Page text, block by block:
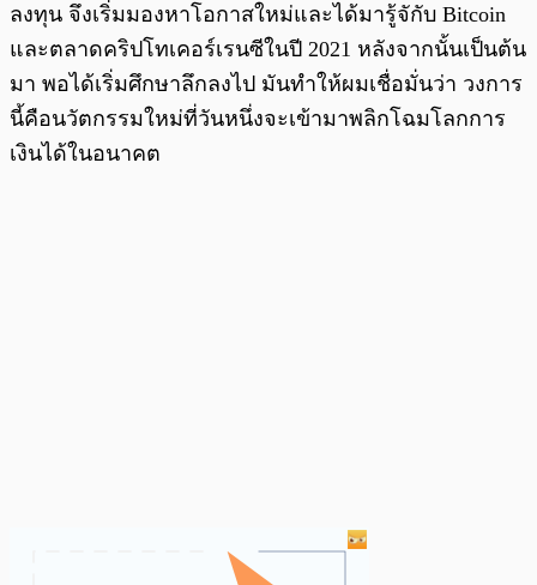
ลงทุน จึงเริ่มมองหาโอกาสใหม่และได้มารู้จักับ Bitcoin
และตลาดคริปโทเคอร์เรนซีในปี 2021 หลังจากนั้นเป็นต้น
มา พอได้เริ่มศึกษาลึกลงไป มันทำให้ผมเชื่อมั่นว่า วงการ
นี้คือนวัตกรรมใหม่ที่วันหนึ่งจะเข้ามาพลิกโฉมโลกการ
เงินได้ในอนาคต